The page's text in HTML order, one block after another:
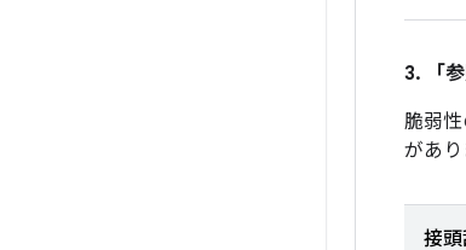
3. 「参
脆弱性
があり
接